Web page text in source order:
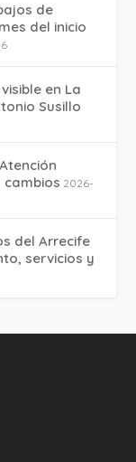
de
del inicio
en La
Susillo
cambios 2026-
del Arrecife
servicios y